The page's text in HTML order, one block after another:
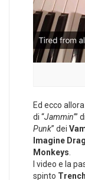
Ed ecco allora
di “Jammin’” di
Punk” dei
Imagine
Monkeys.
I video e la
spinto Trench